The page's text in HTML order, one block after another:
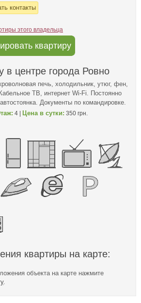
контакты
этого владельца
квартиру
в центре города Ровно
печь, холодильник, утюг, фен,
ТВ, интернет Wi-Fi. Постоянно
Документы по командировке.
4 | Цена в сутки: 350 грн.
квартиры на карте:
объекта на карте нажмите
.